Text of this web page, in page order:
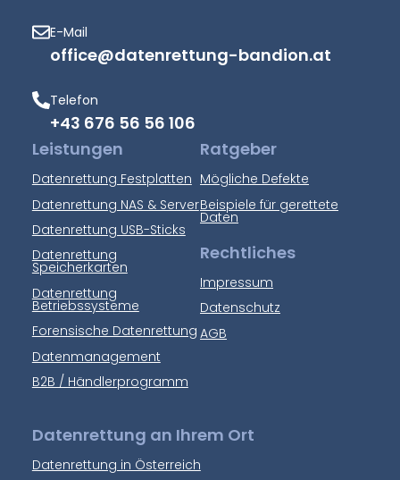
E-Mail
office@datenrettung-bandion.at
Telefon
+43 676 56 56 106
Leistungen
Datenrettung Festplatten
Datenrettung NAS & Server
Datenrettung USB-Sticks
Datenrettung
Speicherkarten
Datenrettung
Betriebssysteme
Forensische Datenrettung
Datenmanagement
B2B / Händlerprogramm
Ratgeber
Mögliche Defekte
Beispiele für gerettete
Daten
Rechtliches
Impressum
Datenschutz
AGB
Datenrettung an Ihrem Ort
Datenrettung in Österreich